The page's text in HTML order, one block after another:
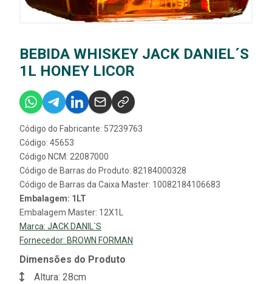
BEBIDA WHISKEY JACK DANIEL´S
1L HONEY LICOR
Código do Fabricante: 57239763
Código: 45653
Código NCM: 22087000
Código de Barras do Produto: 82184000328
Código de Barras da Caixa Master: 10082184106683
Embalagem: 1LT
Embalagem Master: 12X1L
Marca: JACK DANIL`S
Fornecedor: BROWN FORMAN
Dimensões do Produto
Altura: 28cm